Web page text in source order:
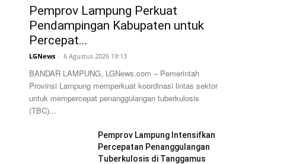
Pemprov Lampung Perkuat
Pendampingan Kabupaten untuk
Percepat...
LGNews - 6 Agustus 2026 19:13
BANDAR LAMPUNG, LGNews.com – Pemerintah
Provinsi Lampung memperkuat koordinasi lintas sektor
untuk mempercepat penanggulangan tuberkulosis
(TBC)...
Pemprov Lampung Intensifkan
Percepatan Penanggulangan
Tuberkulosis di Tanggamus